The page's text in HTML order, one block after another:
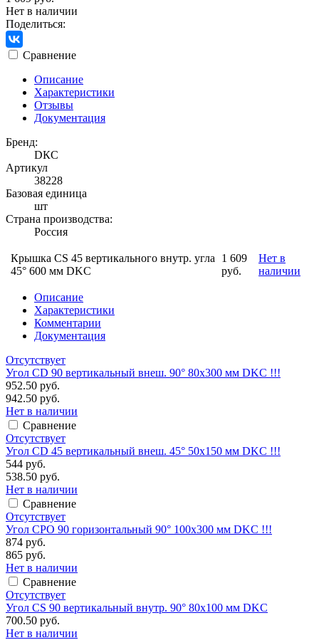
Нет в наличии
Поделиться:
Сравнение
Описание
Характеристики
Отзывы
Документация
Бренд:
DКС
Артикул
38228
Базовая единица
шт
Страна производства:
Россия
Крышка CS 45 вертикального внутр. угла
45° 600 мм DKC
1 609
руб.
Нет в
наличии
Описание
Характеристики
Комментарии
Документация
Отсутствует
Угол CD 90 вертикальный внеш. 90° 80х300 мм DKC !!!
952.50 руб.
942.50 руб.
Нет в наличии
Сравнение
Отсутствует
Угол CD 45 вертикальный внеш. 45° 50х150 мм DKC !!!
544 руб.
538.50 руб.
Нет в наличии
Сравнение
Отсутствует
Угол CPO 90 горизонтальный 90° 100х300 мм DKC !!!
874 руб.
865 руб.
Нет в наличии
Сравнение
Отсутствует
Угол CS 90 вертикальный внутр. 90° 80х100 мм DKC
700.50 руб.
Нет в наличии